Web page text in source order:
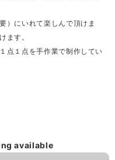
）にいれて楽しんで頂けま
ます。
点１点を手作業で制作してい
available